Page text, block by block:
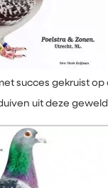
succes gekruist op
uit deze